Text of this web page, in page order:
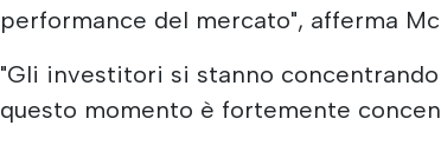
performance del mercato", afferma
"Gli investitori si stanno
questo momento è fortemente